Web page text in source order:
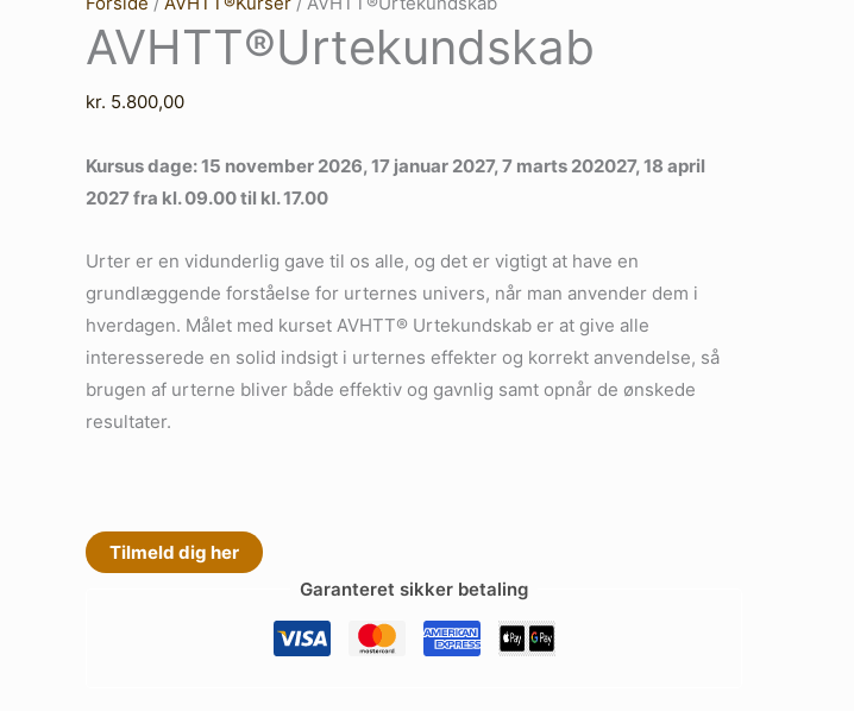
AVHTT®Urtekundskab
kr. 5.800,00
Kursus dage: 15 november 2026, 17 januar 2027, 7 marts 202027, 18 april
2027 fra kl. 09.00 til kl. 17.00
Urter er en vidunderlig gave til os alle, og det er vigtigt at have en
grundlæggende forståelse for urternes univers, når man anvender dem i
hverdagen. Målet med kurset AVHTT® Urtekundskab er at give alle
interesserede en solid indsigt i urternes effekter og korrekt anvendelse, så
brugen af urterne bliver både effektiv og gavnlig samt opnår de ønskede
resultater.
Tilmeld dig her
Garanteret sikker betaling